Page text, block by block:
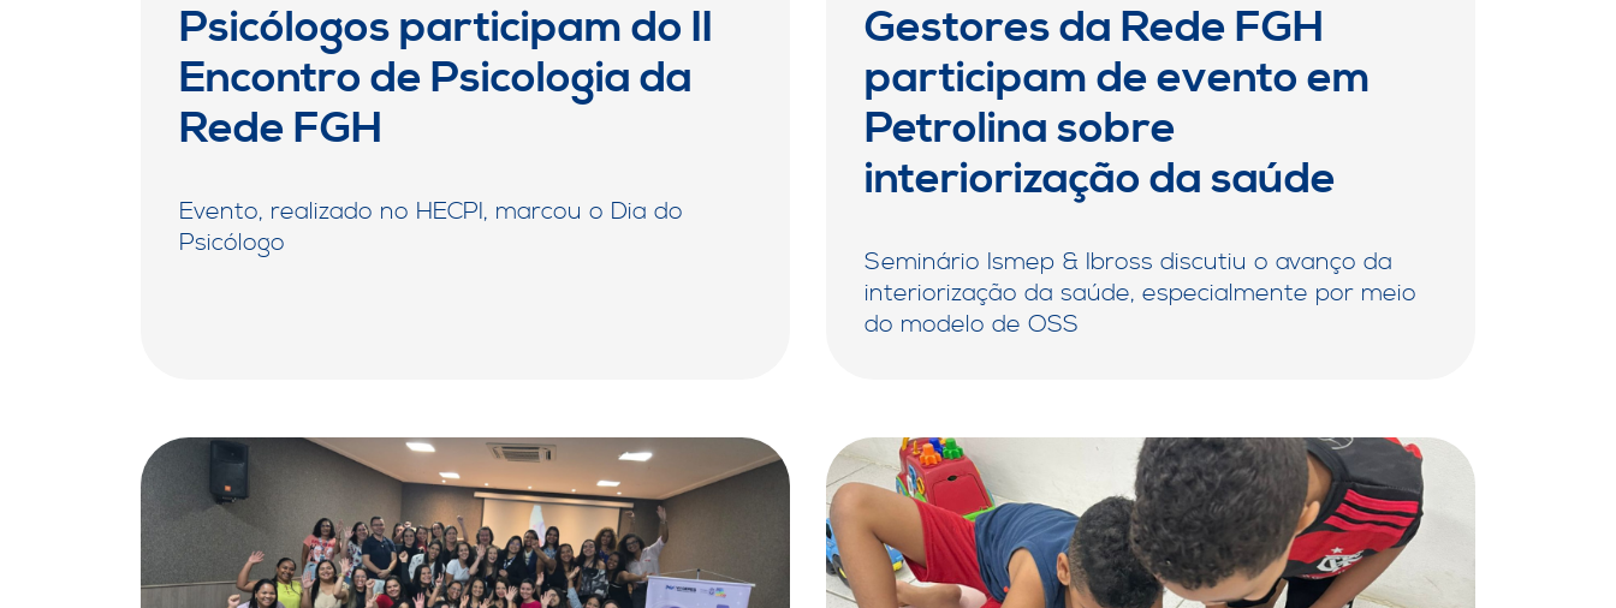
Psicólogos participam do II
Encontro de Psicologia da
Rede FGH
Evento, realizado no HECPI, marcou o Dia do
Psicólogo
Gestores da Rede FGH
participam de evento em
Petrolina sobre
interiorização da saúde
Seminário Ismep & Ibross discutiu o avanço da
interiorização da saúde, especialmente por meio
do modelo de OSS